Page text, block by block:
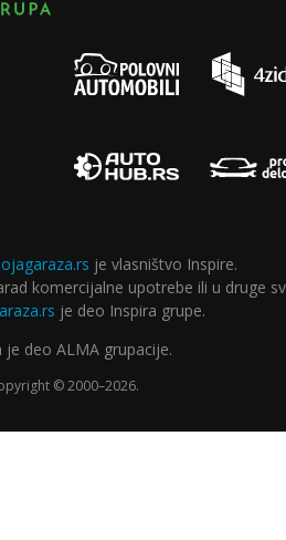
je vlasništvo Inspire.
komercijalne upotrebe ili u druge
je deo Inspira grupe.
je deo ALMA grupacije.
© 2000–2026.